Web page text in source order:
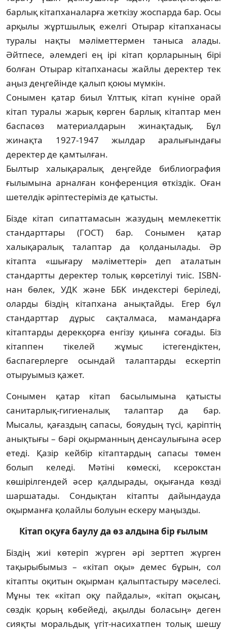
барлық кітапханаларға жеткізу жоспарда бар. Осы
арқылы жұртшылық ежелгі Отырар кітап­ханасы
туралы нақты мәліметтермен таныса алады.
Әйтпесе, әлемдегі ең ірі кітап қор­ларының бірі
болған Отырар кітапханасы жайлы деректер тек
аңыз деңгейінде қалып қоюы мүмкін.
Сонымен қатар биыл Ұлттық кітап кү­ніне орай
кітап туралы жарық көрген бар­лық кітаптар мен
баспасөз материалдарын жи­нақтадық. Бұл
жинақта 1927-1947 жыл­дар аралығындағы
деректер де қамтылған.
Былтыр халықаралық деңгейде биб­лио­графия
ғылымына арналған конференция өткіздік. Оған
шетелдік әріптестеріміз де қатысты.
Бізде кітап сипаттамасын жазудың мем­лекеттік
стандарттары (ГОСТ) бар. Сонымен қатар
халықаралық талаптар да қолда­ныла­ды. Әр
кітапта «шығару мәліметтері» деп ата­латын
стандартты деректер толық көр­сетілуі тиіс. ISBN-
нан бөлек, УДК және ББК индекстері беріледі,
оларды біздің кітапхана анықтайды. Егер бұл
стандарттар дұрыс сақталмаса, мамандарға
кітаптарды дерек­қорға енгізу қиынға соғады. Біз
кітаппен тікелей жұмыс істегендіктен,
баспагерлерге осындай талаптарды ескертіп
отыруымыз қажет.
Сонымен қатар кітап басылымына қа­тыс­ты
санитарлық-гигиеналық талаптар да бар.
Мысалы, қағаздың сапасы, бояудың түсі, қаріптің
анықтығы – бәрі оқырманның ден­саулығына әсер
етеді. Қазір кейбір кітап­тар­дың сапасы төмен
болып келеді. Мәтіні кө­мескі, ксерокстан
көшірілгендей әсер қал­дырады, оқығанда көзді
шаршатады. Сон­дық­тан кітапты дайындауда
оқырманға қо­лайлы болуын ескеру маңызды.
Кітап оқуға баулу да өз алдына бір ғылым
Біздің жиі көтеріп жүрген әрі зерттеп жүрген
тақырыбымыз – «кітап оқы» демес бұрын, сол
кітапты оқитын оқырман қалыптастыру мәселесі.
Мұны тек «кітап оқу пай­далы», «кітап оқысаң,
сөздік қорың көбейеді, ақылды боласың» деген
сияқты мора­льдық үгіт-насихатпен толық шешу